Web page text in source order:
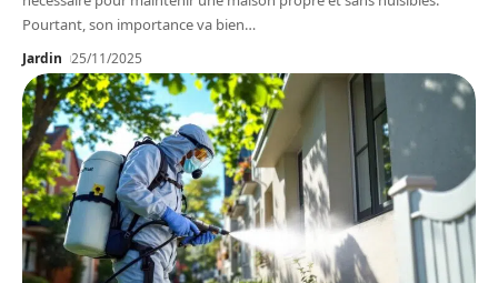
Pourtant, son importance va bien…
Jardin 25/11/2025